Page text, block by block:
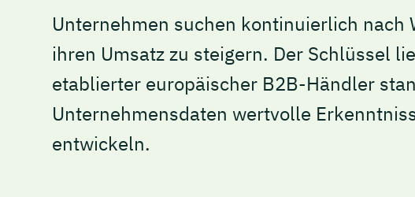
Unternehmen suchen kontinuierlich
ihren Umsatz zu steigern. Der Schlüssel
etablierter europäischer B2B-Händler
Unternehmensdaten wertvolle
entwickeln.